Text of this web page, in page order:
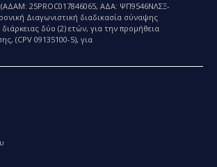
25PROC017846065, ΑΔΑ: ΨΠ9546ΝΛΣΞ-
Διαγωνιστική διαδικασία σύναψης
δύο (2) ετών, για την προμήθεια
(CPV 09135100-5), για